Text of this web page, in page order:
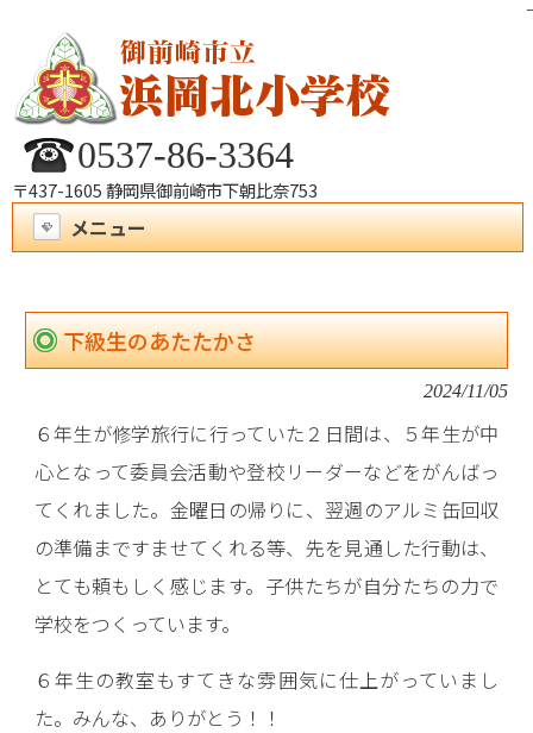
0537-86-3364
〒437-1605 静岡県御前崎市下朝比奈753
メニュー
下級生のあたたかさ
2024/11/05
６年生が修学旅行に行っていた２日間は、５年生が中
心となって委員会活動や登校リーダーなどをがんばっ
てくれました。金曜日の帰りに、翌週のアルミ缶回収
の準備まですませてくれる等、先を見通した行動は、
とても頼もしく感じます。子供たちが自分たちの力で
学校をつくっています。
６年生の教室もすてきな雰囲気に仕上がっていまし
た。みんな、ありがとう！！